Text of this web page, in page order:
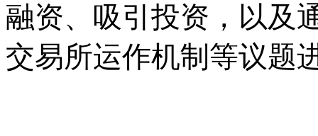
融资、吸引投资，以及
交易所运作机制等议题